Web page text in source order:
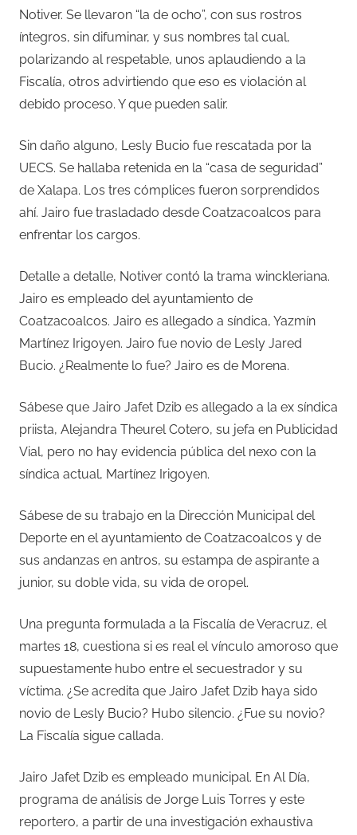
Notiver. Se llevaron “la de ocho”, con sus rostros
íntegros, sin difuminar, y sus nombres tal cual,
polarizando al respetable, unos aplaudiendo a la
Fiscalía, otros advirtiendo que eso es violación al
debido proceso. Y que pueden salir.
Sin daño alguno, Lesly Bucio fue rescatada por la
UECS. Se hallaba retenida en la “casa de seguridad”
de Xalapa. Los tres cómplices fueron sorprendidos
ahí. Jairo fue trasladado desde Coatzacoalcos para
enfrentar los cargos.
Detalle a detalle, Notiver contó la trama winckleriana.
Jairo es empleado del ayuntamiento de
Coatzacoalcos. Jairo es allegado a síndica, Yazmín
Martínez Irigoyen. Jairo fue novio de Lesly Jared
Bucio. ¿Realmente lo fue? Jairo es de Morena.
Sábese que Jairo Jafet Dzib es allegado a la ex síndica
priista, Alejandra Theurel Cotero, su jefa en Publicidad
Vial, pero no hay evidencia pública del nexo con la
síndica actual, Martínez Irigoyen.
Sábese de su trabajo en la Dirección Municipal del
Deporte en el ayuntamiento de Coatzacoalcos y de
sus andanzas en antros, su estampa de aspirante a
junior, su doble vida, su vida de oropel.
Una pregunta formulada a la Fiscalía de Veracruz, el
martes 18, cuestiona si es real el vínculo amoroso que
supuestamente hubo entre el secuestrador y su
víctima. ¿Se acredita que Jairo Jafet Dzib haya sido
novio de Lesly Bucio? Hubo silencio. ¿Fue su novio?
La Fiscalía sigue callada.
Jairo Jafet Dzib es empleado municipal. En Al Día,
programa de análisis de Jorge Luis Torres y este
reportero, a partir de una investigación exhaustiva